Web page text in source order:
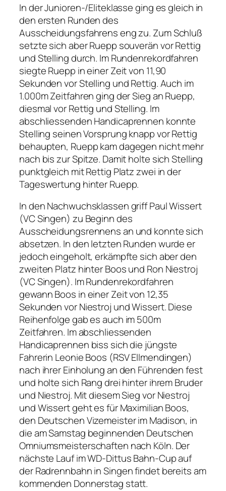
In der Junioren-/Eliteklasse ging es gleich in
den ersten Runden des
Ausscheidungsfahrens eng zu. Zum Schluß
setzte sich aber Ruepp souverän vor Rettig
und Stelling durch. Im Rundenrekordfahren
siegte Ruepp in einer Zeit von 11,90
Sekunden vor Stelling und Rettig. Auch im
1.000m Zeitfahren ging der Sieg an Ruepp,
diesmal vor Rettig und Stelling. Im
abschliessenden Handicaprennen konnte
Stelling seinen Vorsprung knapp vor Rettig
behaupten, Ruepp kam dagegen nicht mehr
nach bis zur Spitze. Damit holte sich Stelling
punktgleich mit Rettig Platz zwei in der
Tageswertung hinter Ruepp.
In den Nachwuchsklassen griff Paul Wissert
(VC Singen) zu Beginn des
Ausscheidungsrennens an und konnte sich
absetzen. In den letzten Runden wurde er
jedoch eingeholt, erkämpfte sich aber den
zweiten Platz hinter Boos und Ron Niestroj
(VC Singen). Im Rundenrekordfahren
gewann Boos in einer Zeit von 12,35
Sekunden vor Niestroj und Wissert. Diese
Reihenfolge gab es auch im 500m
Zeitfahren. Im abschliessenden
Handicaprennen biss sich die jüngste
Fahrerin Leonie Boos (RSV Ellmendingen)
nach ihrer Einholung an den Führenden fest
und holte sich Rang drei hinter ihrem Bruder
und Niestroj. Mit diesem Sieg vor Niestroj
und Wissert geht es für Maximilian Boos,
den Deutschen Vizemeister im Madison, in
die am Samstag beginnenden Deutschen
Omniumsmeisterschaften nach Köln. Der
nächste Lauf im WD-Dittus Bahn-Cup auf
der Radrennbahn in Singen findet bereits am
kommenden Donnerstag statt.